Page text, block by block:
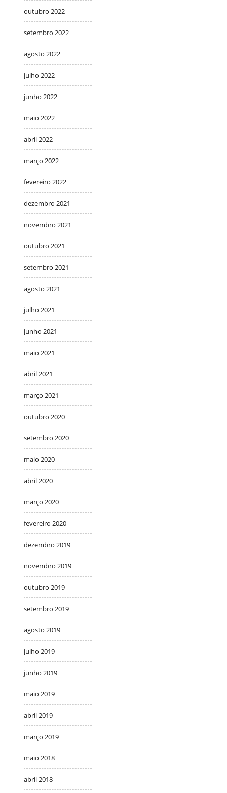
outubro 2022
setembro 2022
agosto 2022
julho 2022
junho 2022
maio 2022
abril 2022
março 2022
fevereiro 2022
dezembro 2021
novembro 2021
outubro 2021
setembro 2021
agosto 2021
julho 2021
junho 2021
maio 2021
abril 2021
março 2021
outubro 2020
setembro 2020
maio 2020
abril 2020
março 2020
fevereiro 2020
dezembro 2019
novembro 2019
outubro 2019
setembro 2019
agosto 2019
julho 2019
junho 2019
maio 2019
abril 2019
março 2019
maio 2018
abril 2018